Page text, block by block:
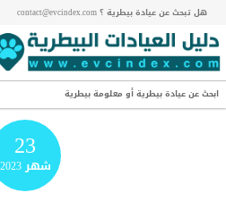
هل تبحث عن عيادة بيطرية ؟ contact@evcindex.com
ابحث عن عيادة بيطرية أو معلومة بيطرية
23
شهر2023